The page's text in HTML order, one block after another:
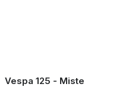
Vespa 125 - Miste